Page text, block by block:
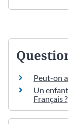
Peut-on
Un
Français ?